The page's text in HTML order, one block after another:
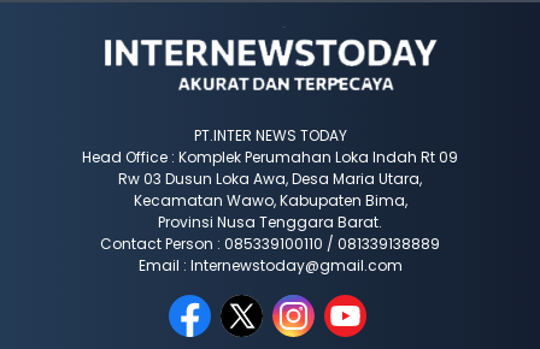
PT.INTER NEWS TODAY
Head Office : Komplek Perumahan Loka Indah Rt 09
Rw 03 Dusun Loka Awa, Desa Maria Utara,
Kecamatan Wawo, Kabupaten Bima,
Provinsi Nusa Tenggara Barat.
Contact Person : 085339100110 / 081339138889
Email : Internewstoday@gmail.com